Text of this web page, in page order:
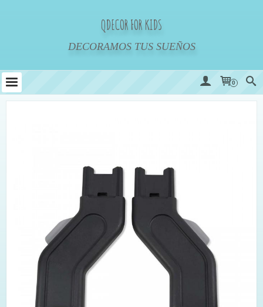
QDECOR FOR KIDS
DECORAMOS TUS SUEÑOS
0